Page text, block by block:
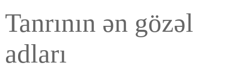
Tanrının ən gözəl
adları